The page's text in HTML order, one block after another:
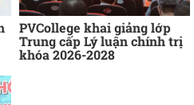
PVCollege khai giảng lớp
Trung cấp Lý luận chính trị
khóa 2026-2028